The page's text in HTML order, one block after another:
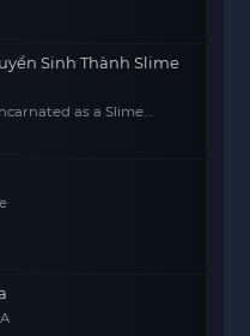
Sinh Thành Slime
as a Slime